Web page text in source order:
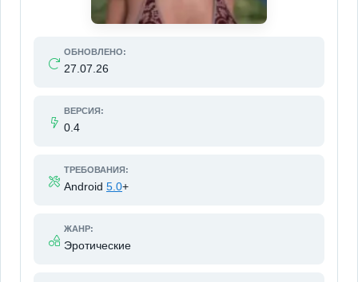
ОБНОВЛЕНО:
27.07.26
ВЕРСИЯ:
0.4
ТРЕБОВАНИЯ:
Android 5.0+
ЖАНР:
Эротические